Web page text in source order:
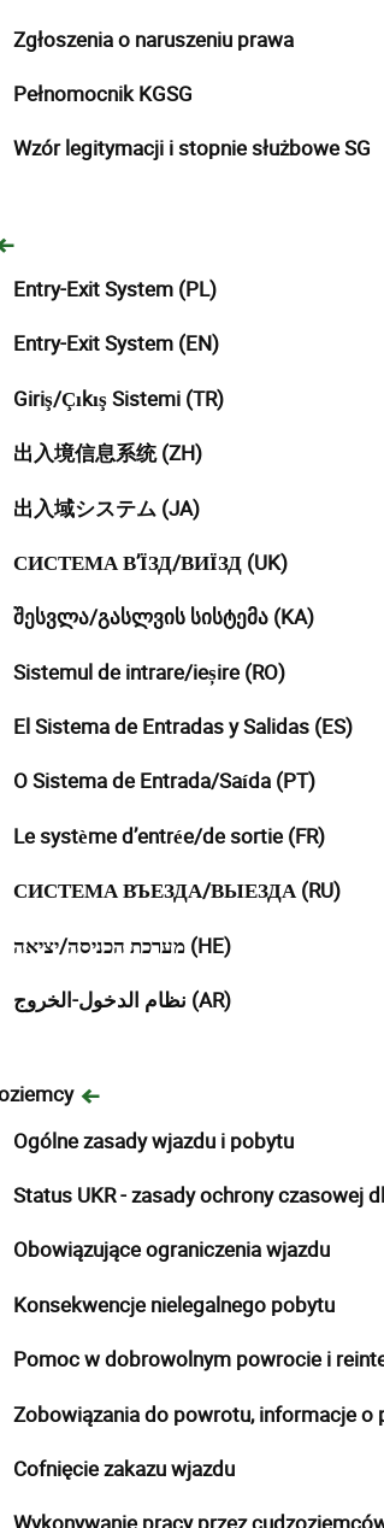
Zgłoszenia o naruszeniu prawa
Pełnomocnik KGSG
Wzór legitymacji i stopnie służbowe SG
Entry-Exit System (PL)
Entry-Exit System (EN)
Giriş/Çıkış Sistemi (TR)
出入境信息系统 (ZH)
出入域システム (JA)
СИСТЕМА В’ЇЗД/ВИЇЗД (UK)
შესვლა/გასლვის სისტემა (KA)
Sistemul de intrare/ieșire (RO)
El Sistema de Entradas y Salidas (ES)
O Sistema de Entrada/Saída (PT)
Le système d’entrée/de sortie (FR)
СИСТЕМА ВЪЕЗДА/ВЫЕЗДА (RU)
מערכת הכניסה/יציאה (HE)
نظام الدخول-الخروج (AR)
Ogólne zasady wjazdu i pobytu
Status UKR - zasady ochrony czasowej
Obowiązujące ograniczenia wjazdu
Konsekwencje nielegalnego pobytu
Pomoc w dobrowolnym powrocie i
Zobowiązania do powrotu, informacje o
Cofnięcie zakazu wjazdu